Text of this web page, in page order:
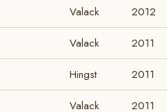
Valack 2012
Valack 2011
Hingst 2011
Valack 2011